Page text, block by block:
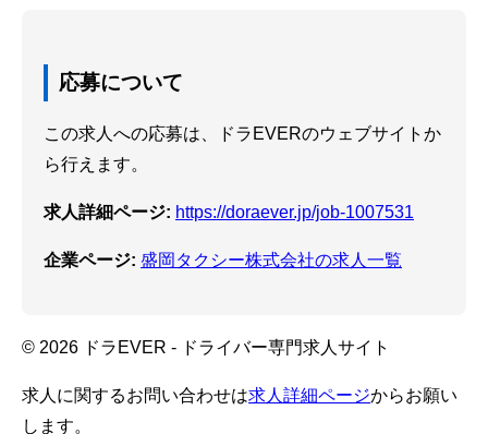
応募について
この求人への応募は、ドラEVERのウェブサイトか
ら行えます。
求人詳細ページ: https://doraever.jp/job-1007531
企業ページ: 盛岡タクシー株式会社の求人一覧
© 2026 ドラEVER - ドライバー専門求人サイト
求人に関するお問い合わせは求人詳細ページからお願い
します。